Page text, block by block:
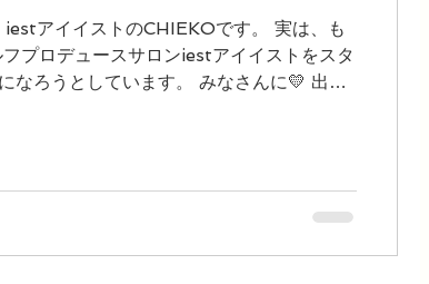
立ち居振る舞いレッスン ライフ
iestアイイストのCHIEKOです。 実は、も
フプロデュースサロンiestアイイストをスタ
なろうとしています。 みなさんに💛 出会